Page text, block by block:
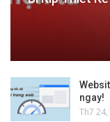
ngay!
Th7